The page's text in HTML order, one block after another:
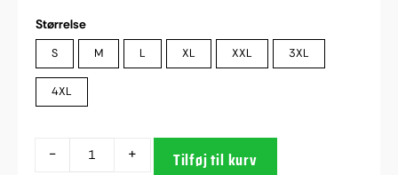
Størrelse
S M L XL XXL 3XL
4XL
- + Tilføj til kurv